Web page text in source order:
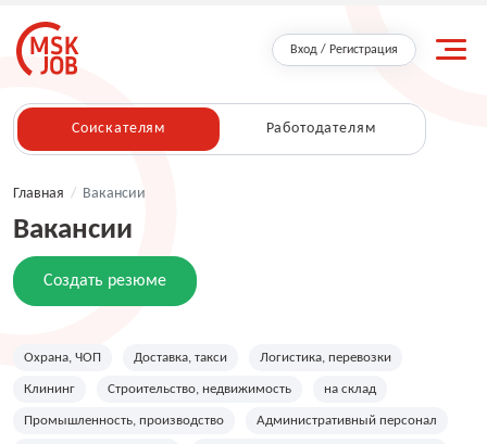
Вход / Регистрация
Соискателям Работодателям
Главная / Вакансии
Вакансии
Создать резюме
Охрана, ЧОП Доставка, такси Логистика, перевозки
Клининг Строительство, недвижимость на склад
Промышленность, производство Административный персонал